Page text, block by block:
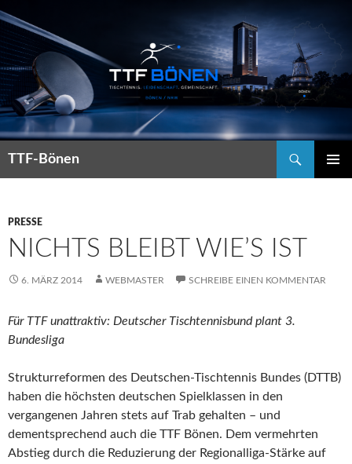
TTF-Bönen
PRESSE
NICHTS BLEIBT WIE’S IST
6. MÄRZ 2014 WEBMASTER SCHREIBE EINEN KOMMENTAR
Für TTF unattraktiv: Deutscher Tischtennisbund plant 3.
Bundesliga
Strukturreformen des Deutschen-Tischtennis Bundes (DTTB)
haben die höchsten deutschen Spielklassen in den
vergangenen Jahren stets auf Trab gehalten – und
dementsprechend auch die TTF Bönen. Dem vermehrten
Abstieg durch die Reduzierung der Regionalliga-Stärke auf